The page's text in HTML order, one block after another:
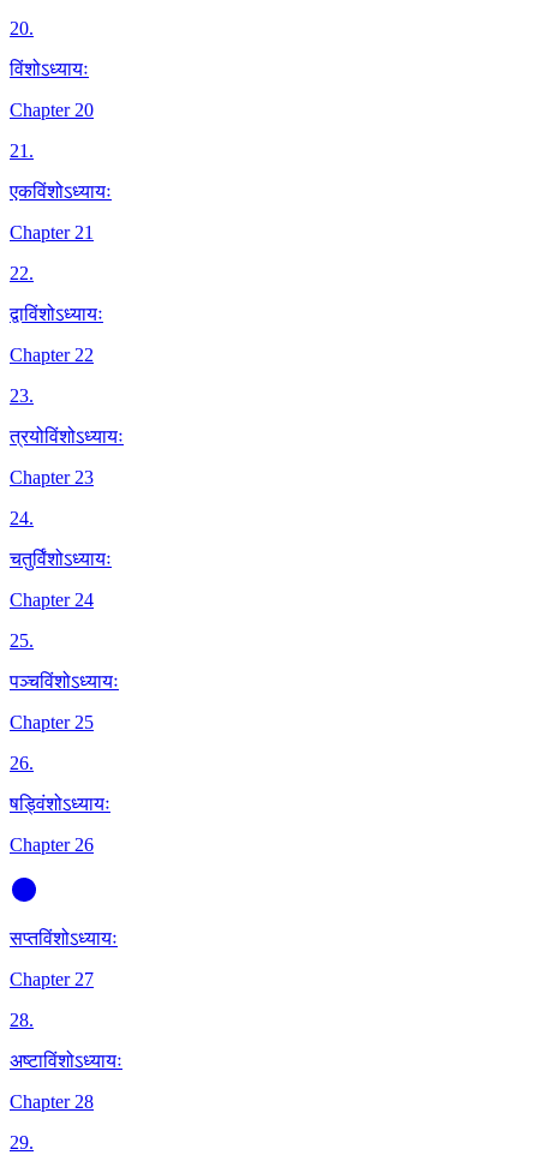
20.
विंशोऽध्यायः
Chapter 20
21.
एकविंशोऽध्यायः
Chapter 21
22.
द्वाविंशोऽध्यायः
Chapter 22
23.
त्रयोविंशोऽध्यायः
Chapter 23
24.
चतुर्विंशोऽध्यायः
Chapter 24
25.
पञ्चविंशोऽध्यायः
Chapter 25
26.
षड्विंशोऽध्यायः
Chapter 26
सप्तविंशोऽध्यायः
Chapter 27
28.
अष्टाविंशोऽध्यायः
Chapter 28
29.